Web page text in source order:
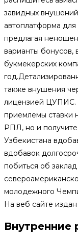
завидных
автоплатформа
предлагая
варианты
букмекерских
также внушения
лицензией ЦУПИС.
приемлемы ставки
РПЛ, но и
Узбекистана
вдобавок
побиться об
молодежного
На веб сайте
Внутренние